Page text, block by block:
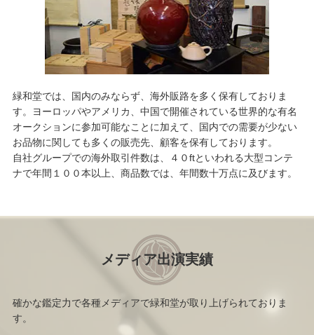
緑和堂では、国内のみならず、海外販路を多く保有しておりま
す。ヨーロッパやアメリカ、中国で開催されている世界的な有名
オークションに参加可能なことに加えて、国内での需要が少ない
お品物に関しても多くの販売先、顧客を保有しております。
自社グループでの海外取引件数は、４０ftといわれる大型コンテ
ナで年間１００本以上、商品数では、年間数十万点に及びます。
メディア出演実績
確かな鑑定力で各種メディアで緑和堂が取り上げられておりま
す。